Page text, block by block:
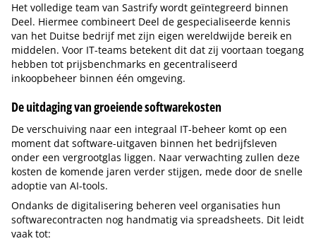
Het volledige team van Sastrify wordt geïntegreerd binnen
Deel. Hiermee combineert Deel de gespecialiseerde kennis
van het Duitse bedrijf met zijn eigen wereldwijde bereik en
middelen. Voor IT-teams betekent dit dat zij voortaan toegang
hebben tot prijsbenchmarks en gecentraliseerd
inkoopbeheer binnen één omgeving.
De uitdaging van groeiende softwarekosten
De verschuiving naar een integraal IT-beheer komt op een
moment dat software-uitgaven binnen het bedrijfsleven
onder een vergrootglas liggen. Naar verwachting zullen deze
kosten de komende jaren verder stijgen, mede door de snelle
adoptie van AI-tools.
Ondanks de digitalisering beheren veel organisaties hun
softwarecontracten nog handmatig via spreadsheets. Dit leidt
vaak tot: